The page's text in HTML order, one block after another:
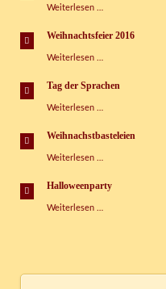
Weiterlesen …
Kispi
Weihnachtsfeier 2016
Weiterlesen …
Tag der Sprachen
Weiterlesen …
Sprachen
Weihnachstbasteleien
Weiterlesen …
Halloweenparty
Weiterlesen …